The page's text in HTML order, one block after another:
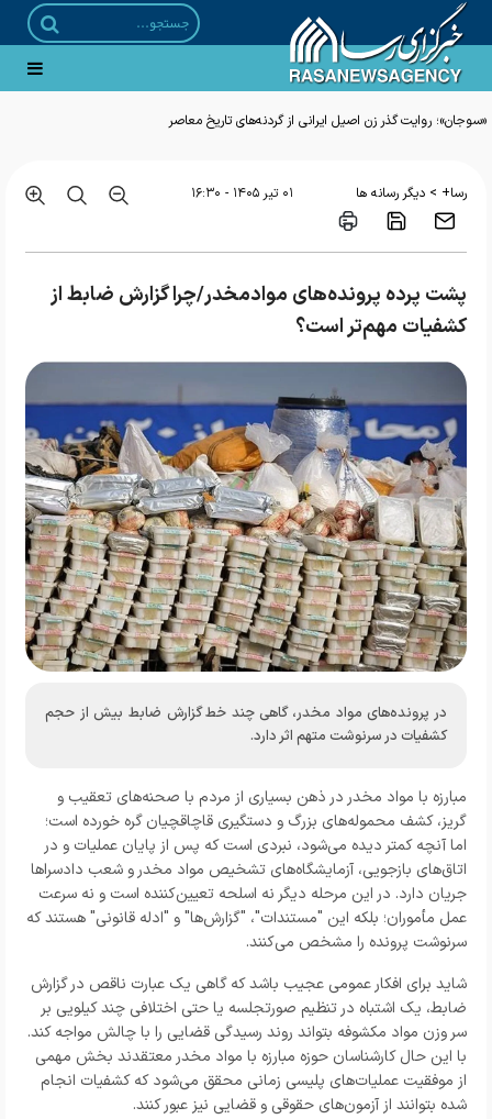
«سوجان»؛ روایت گذر زن اصیل ایرانی از گردنه‌های تاریخ معاصر
رسا+ > دیگر رسانه ها ۰۱ تير ۱۴۰۵ - ۱۶:۳۰
پشت پرده پرونده‌های موادمخدر/چرا گزارش ضابط از
کشفیات مهم‌تر است؟
در پرونده‌های مواد مخدر، گاهی چند خط گزارش ضابط بیش از حجم
کشفیات در سرنوشت متهم اثر دارد.
مبارزه با مواد مخدر در ذهن بسیاری از مردم با صحنه‌های تعقیب و
گریز، کشف محموله‌های بزرگ و دستگیری قاچاقچیان گره خورده است؛
اما آنچه کمتر دیده می‌شود، نبردی است که پس از پایان عملیات و در
اتاق‌های بازجویی، آزمایشگاه‌های تشخیص مواد مخدر و شعب دادسراها
جریان دارد. در این مرحله دیگر نه اسلحه تعیین‌کننده است و نه سرعت
عمل مأموران؛ بلکه این "مستندات"، "گزارش‌ها" و "ادله قانونی" هستند که
سرنوشت پرونده را مشخص می‌کنند.
شاید برای افکار عمومی عجیب باشد که گاهی یک عبارت ناقص در گزارش
ضابط، یک اشتباه در تنظیم صورتجلسه یا حتی اختلافی چند کیلویی بر
سر وزن مواد مکشوفه بتواند روند رسیدگی قضایی را با چالش مواجه کند.
با این حال کارشناسان حوزه مبارزه با مواد مخدر معتقدند بخش مهمی
از موفقیت عملیات‌های پلیسی زمانی محقق می‌شود که کشفیات انجام
شده بتوانند از آزمون‌های حقوقی و قضایی نیز عبور کنند.